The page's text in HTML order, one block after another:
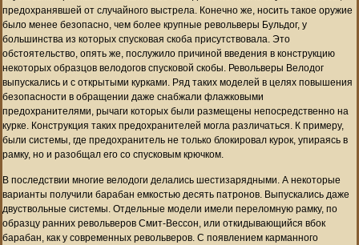
предохранявшей от случайного выстрела. Конечно же, носить такое оружие
было менее безопасно, чем более крупные револьверы Бульдог, у
большинства из которых спусковая скоба присутствовала. Это
обстоятельство, опять же, послужило причиной введения в конструкцию
некоторых образцов велодогов спусковой скобы. Револьверы Велодог
выпускались и с открытыми курками. Ряд таких моделей в целях повышения
безопасности в обращении даже снабжали флажковыми
предохранителями, рычаги которых были размещены непосредственно на
курке. Конструкция таких предохранителей могла различаться. К примеру,
были системы, где предохранитель не только блокировал курок, упираясь в
рамку, но и разобщал его со спусковым крючком.
В последствии многие велодоги делались шестизарядными. А некоторые
варианты получили барабан емкостью десять патронов. Выпускались даже
двуствольные системы. Отдельные модели имели переломную рамку, по
образцу ранних револьверов Смит-Вессон, или откидывающийся вбок
барабан, как у современных револьверов. С появлением карманного